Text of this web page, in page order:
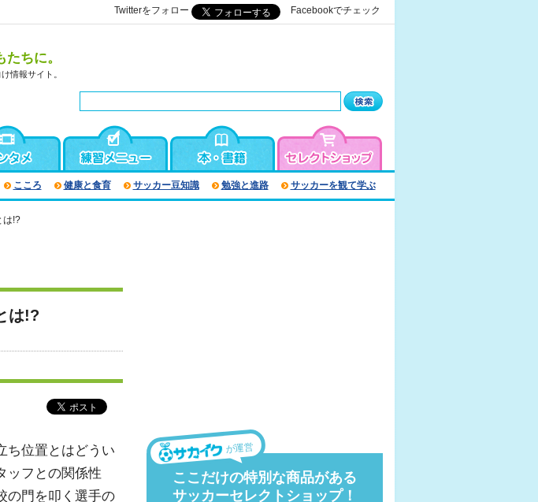
Twitterをフォロー Facebookでチェック
ちに。
情報サイト。
こころ 健康と食育 サッカー豆知識 勉強と進路 サッカーを観て学ぶ
は!?
は!?
ち位置とはどうい
ッフとの関係性
の門を叩く選手の
が運営
ここだけの特別な商品がある
サッカーセレクトショップ！